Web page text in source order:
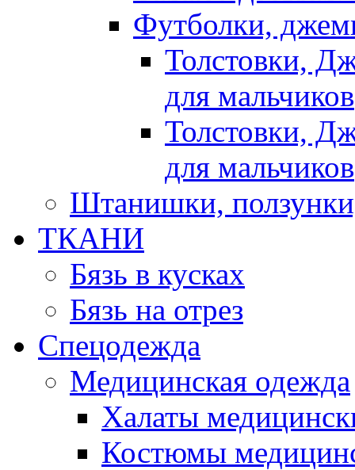
Футболки,
Толстовки,
для мальчиков
Толстовки,
для мальчиков
Штанишки,
ТКАНИ
Бязь в кусках
Бязь на отрез
Спецодежда
Медицинская одежда
Халаты
Костюмы